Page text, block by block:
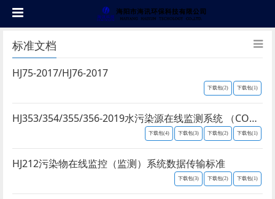
标准文档
HJ75-2017/HJ76-2017
下载包(1)
下载包(2)
HJ353/354/355/356-2019水污染源在线监测系统 （CODCr、NH3-N 等）技术规范
下载包(1)
下载包(2)
下载包(3)
下载包(4)
HJ212污染物在线监控（监测）系统数据传输标准
下载包(1)
下载包(2)
下载包(3)